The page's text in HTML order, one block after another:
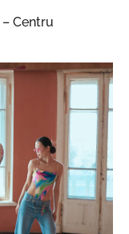
– Centru